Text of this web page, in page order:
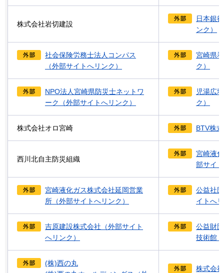
株式会社岩切建設
日本銀
ンク）
社会保険労務士法人コンパス
（外部サイトへリンク）
宮崎県
ク）
NPO法人宮崎県防災士ネットワ
ーク（外部サイトへリンク）
児湯広
ク）
株式会社オロ宮崎 BTV株
西川北自主防災組織
宮崎液
部サイ
宮崎液化ガス株式会社延岡営業
所（外部サイトへリンク）
公益社
イトへ
吉原建設株式会社（外部サイト
へリンク）
公益財
技術館
(株)西の丸
株式会